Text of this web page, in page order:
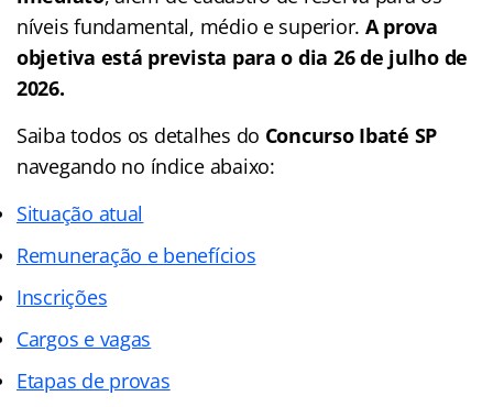
níveis fundamental, médio e superior. A prova
objetiva está prevista para o dia 26 de julho de
2026.
Saiba todos os detalhes do Concurso Ibaté SP
navegando no índice abaixo:
Situação atual
Remuneração e benefícios
Inscrições
Cargos e vagas
Etapas de provas